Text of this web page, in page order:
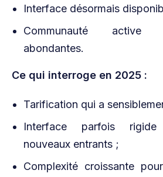
Interface désormais
Communauté active
abondantes.
Ce qui interroge en 2025 :
Tarification qui a
Interface parfois
nouveaux entrants ;
Complexité croissante